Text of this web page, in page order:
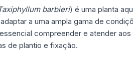
barbieri) é uma planta
a uma ampla gama de
compreender e atender
de plantio e fixação.